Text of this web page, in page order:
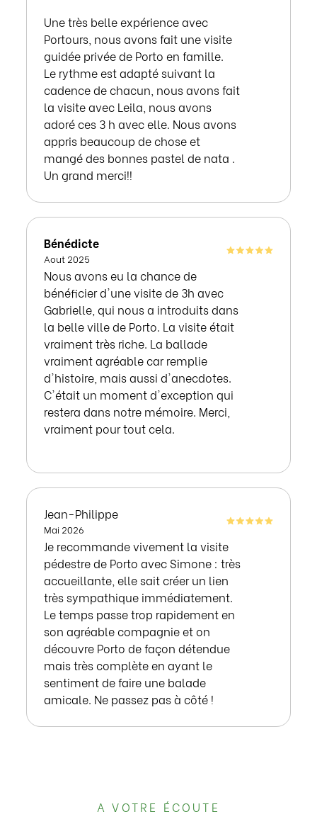
Une très belle expérience avec
Portours, nous avons fait une visite
guidée privée de Porto en famille.
Le rythme est adapté suivant la
cadence de chacun, nous avons fait
la visite avec Leila, nous avons
adoré ces 3 h avec elle. Nous avons
appris beaucoup de chose et
mangé des bonnes pastel de nata .
Un grand merci!!
Bénédicte
Aout 2025
Nous avons eu la chance de
bénéficier d'une visite de 3h avec
Gabrielle, qui nous a introduits dans
la belle ville de Porto. La visite était
vraiment très riche. La ballade
vraiment agréable car remplie
d'histoire, mais aussi d'anecdotes.
C'était un moment d'exception qui
restera dans notre mémoire. Merci,
vraiment pour tout cela.
Jean-Philippe
Mai 2026
Je recommande vivement la visite
pédestre de Porto avec Simone : très
accueillante, elle sait créer un lien
très sympathique immédiatement.
Le temps passe trop rapidement en
son agréable compagnie et on
découvre Porto de façon détendue
mais très complète en ayant le
sentiment de faire une balade
amicale. Ne passez pas à côté !
A VOTRE ÉCOUTE